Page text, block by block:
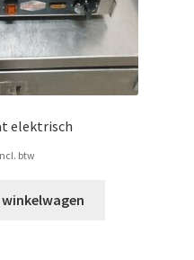
elektrisch
btw